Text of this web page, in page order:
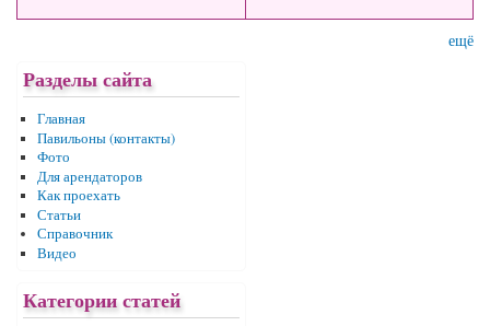
ещё
Разделы сайта
Главная
Павильоны (контакты)
Фото
Для арендаторов
Как проехать
Статьи
Справочник
Видео
Категории статей